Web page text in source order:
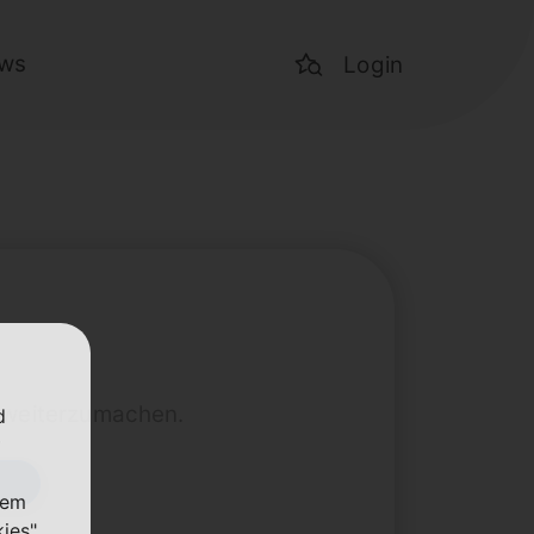
Login